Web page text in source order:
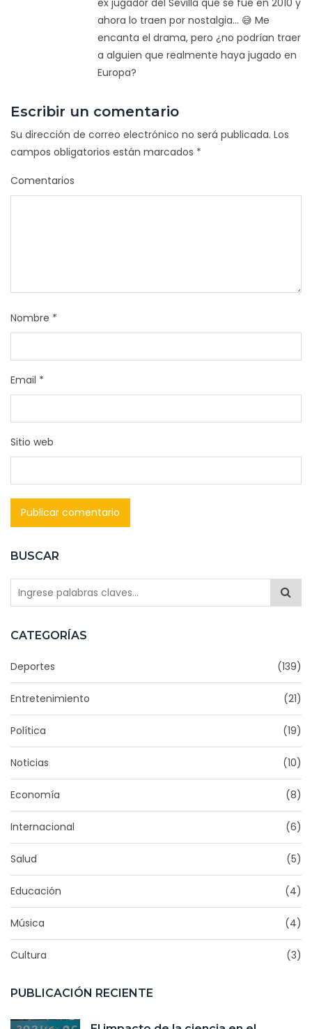
BUSCAR
CATEGORÍAS
Deportes (139)
Entretenimiento (21)
Política (19)
Noticias (10)
Economía (8)
Internacional (6)
Salud (5)
Educación (4)
Música (4)
Cultura (3)
PUBLICACIÓN RECIENTE
ex jugador del Sevilla que se fue en 2010 y
ahora lo traen por nostalgia... 😅 Me
encanta el drama, pero ¿no podrían traer
a alguien que realmente haya jugado en
Europa?
Escribir un comentario
Su dirección de correo electrónico no será publicada. Los
campos obligatorios están marcados *
Comentarios
Nombre *
Email *
Sitio web